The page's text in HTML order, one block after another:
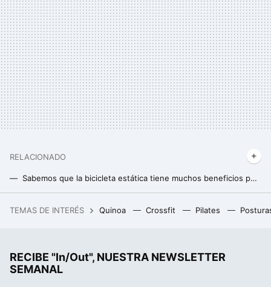
RELACIONADO
Sabemos que la bicicleta estática tiene muchos beneficios pero hay uno que tiene asombrada a la ciencia: mejora la memoria
TEMAS DE INTERÉS Quinoa Crossfit Pilates
RECIBE "In/Out", NUESTRA NEWSLETTER
SEMANAL